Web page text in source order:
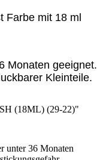
Farbe mit 18 ml
Monaten geeignet.
Kleinteile.
(18ML) (29-22)"
unter 36 Monaten